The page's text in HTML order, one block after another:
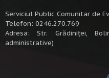
Serviciul Public Comunitar de
Telefon: 0246.270.769
Adresa: Str. Grădiniței,
administrative)